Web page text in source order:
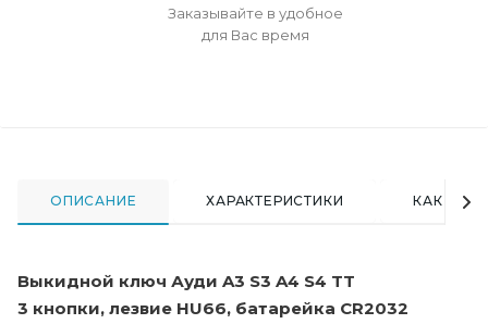
Заказывайте в удобное
для Вас время
ОПИСАНИЕ ХАРАКТЕРИСТИКИ КАК
Выкидной ключ Ауди A3 S3 A4 S4 TT
3 кнопки, лезвие HU66, батарейка CR2032